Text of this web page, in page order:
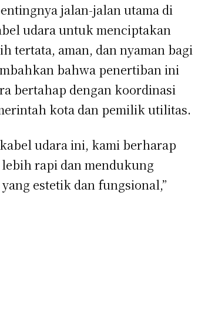
jalan-jalan utama di
udara untuk menciptakan
tertata, aman, dan nyaman bagi
bahwa penertiban ini
bertahap dengan koordinasi
kota dan pemilik utilitas.
udara ini, kami berharap
rapi dan mendukung
estetik dan fungsional,”